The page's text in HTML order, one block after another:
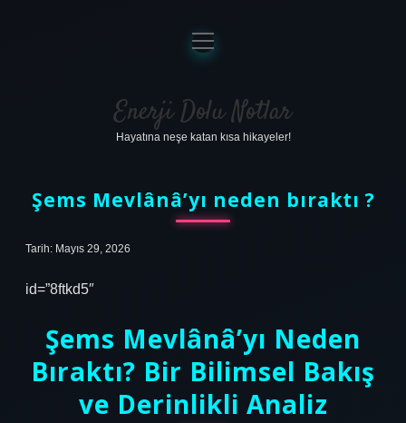
Anasayfa
Gizlilik Politikası
Yasal Uyarı
menüyü
aç
Enerji Dolu Notlar
Hayatına neşe katan kısa hikayeler!
Şems Mevlânâ’yı neden bıraktı ?
Tarih: Mayıs 29, 2026
id=”8ftkd5″
Şems Mevlânâ’yı Neden
Bıraktı? Bir Bilimsel Bakış
ve Derinlikli Analiz